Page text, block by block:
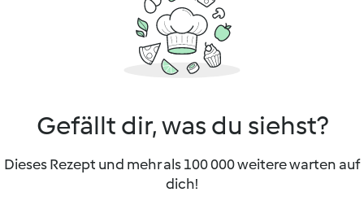
Gefällt dir, was du siehst?
Dieses Rezept und mehr als 100 000 weitere warten auf
dich!